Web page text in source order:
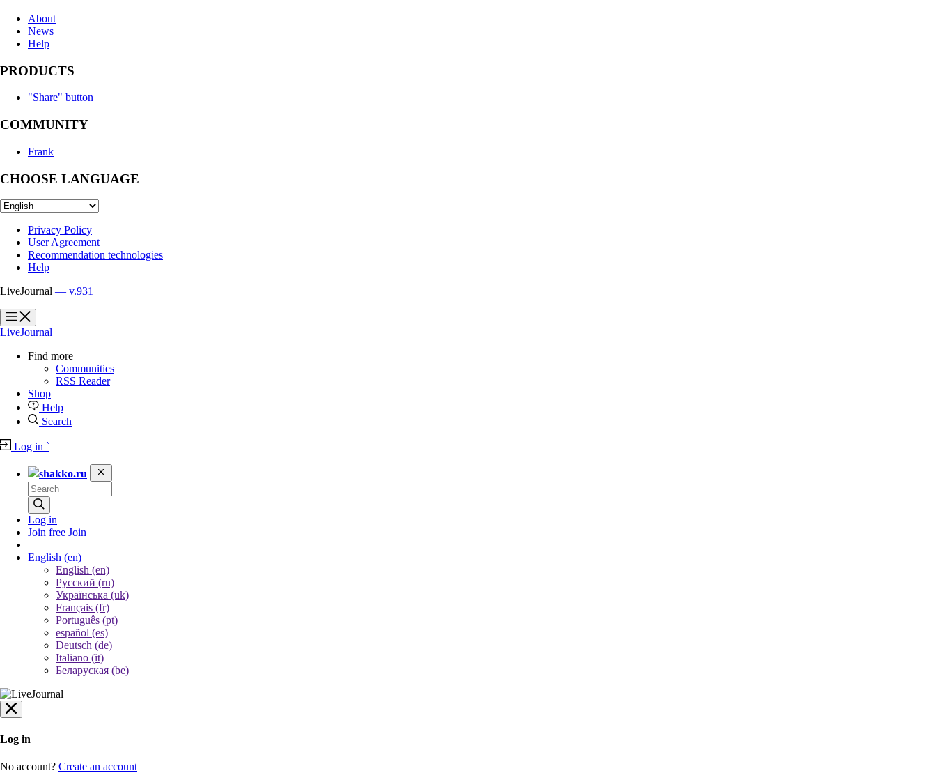
About
News
Help
PRODUCTS
"Share" button
COMMUNITY
Frank
CHOOSE LANGUAGE
Privacy Policy
User Agreement
Recommendation technologies
Help
LiveJournal — v.931
?
?
LiveJournal
Find more
Communities
RSS Reader
Shop
Help
Search
Log in `
shakko.ru
Log in
Join free Join
English (en)
English (en)
Русский (ru)
Українська (uk)
Français (fr)
Português (pt)
español (es)
Deutsch (de)
Italiano (it)
Беларуская (be)
Log in
No account? Create an account